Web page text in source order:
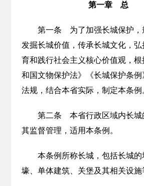
第一章 总
第一条 为了加强长城保护，
发掘长城价值，传承长城文化，
育和践行社会主义核心价值观，
和国文物保护法》《长城保护条
法规，结合本省实际，制定本条例
第二条 本省行政区域内长城
其监督管理，适用本条例。
本条例所称长城，包括长城
壕、单体建筑、关堡及其相关设施